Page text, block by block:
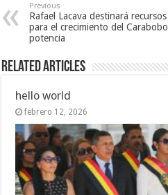
Previous
Rafael Lacava destinará recursos
para el crecimiento del Carabobo
potencia
Related Articles
hello world
febrero 12, 2026